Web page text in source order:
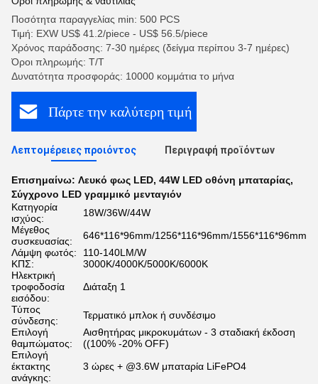
Ποσότητα παραγγελίας min: 500 PCS
Τιμή: EXW US$ 41.2/piece - US$ 56.5/piece
Χρόνος παράδοσης: 7-30 ημέρες (δείγμα περίπου 3-7 ημέρες)
Όροι πληρωμής: Τ/Τ
Δυνατότητα προσφοράς: 10000 κομμάτια το μήνα
Πάρτε την καλύτερη τιμή
Λεπτομέρειες προιόντος Περιγραφή προϊόντων
Επισημαίνω: Λευκό φως LED, 44W LED οθόνη μπαταρίας,
Σύγχρονο LED γραμμικό μενταγιόν
Κατηγορία
ισχύος:
18W/36W/44W
Μέγεθος
συσκευασίας:
646*116*96mm/1256*116*96mm/1556*116*96mm
Λάμψη φωτός:
110-140LM/W
ΚΠΣ:
3000K/4000K/5000K/6000K
Ηλεκτρική
τροφοδοσία
εισόδου:
Διάταξη 1
Τύπος
σύνδεσης:
Τερματικό μπλοκ ή συνδέσιμο
Επιλογή
θαμπώματος:
Αισθητήρας μικροκυμάτων - 3 σταδιακή έκδοση
((100% -20% OFF)
Επιλογή
έκτακτης
ανάγκης:
3 ώρες + @3.6W μπαταρία LiFePO4